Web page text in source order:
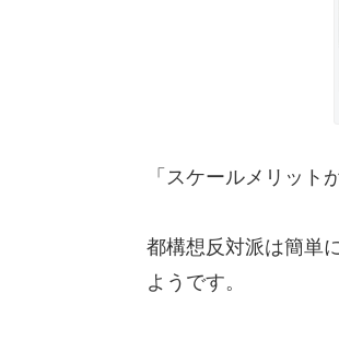
「スケールメリット
都構想反対派は簡単
ようです。